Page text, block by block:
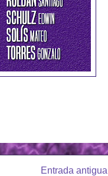
Entrada antigua